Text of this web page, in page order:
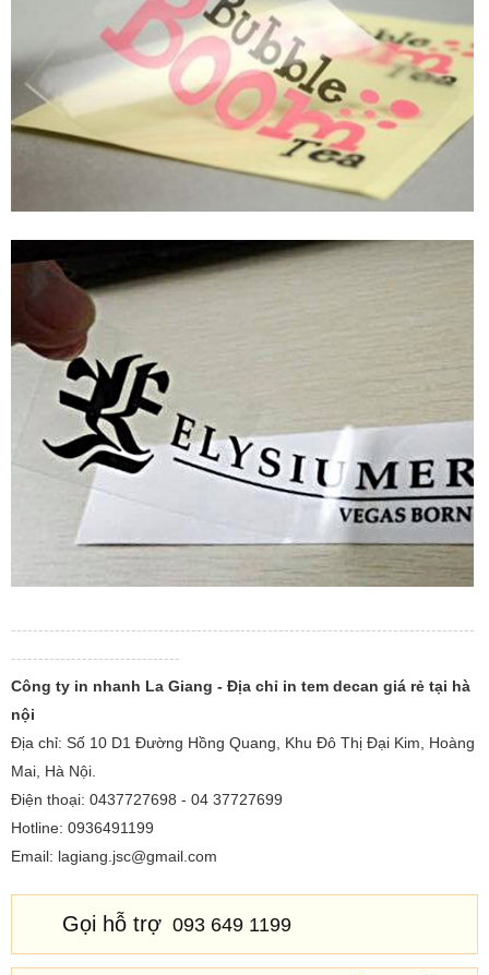
-------------------------------------------------------------------------------------
-------------------------------
Công ty in nhanh La Giang - Địa chỉ in tem decan giá rẻ tại hà
nội
Địa chỉ: Số 10 D1 Đường Hồng Quang, Khu Đô Thị Đại Kim, Hoàng
Mai, Hà Nội.
Điện thoại: 0437727698 - 04 37727699
Hotline: 0936491199
Email: lagiang.jsc@gmail.com
Gọi hỗ trợ 093 649 1199